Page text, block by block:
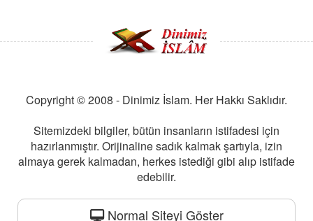
Copyright © 2008 - Dinimiz İslam. Her Hakkı Saklıdır.
Sitemizdeki bilgiler, bütün insanların istifadesi için
hazırlanmıştır. Orijinaline sadık kalmak şartıyla, izin
almaya gerek kalmadan, herkes istediği gibi alıp istifade
edebilir.
Normal Siteyi Göster